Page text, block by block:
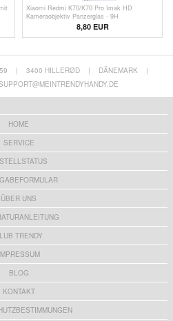
Xiaomi Redmi K70/K70 Pro Imak HD
Kameraobjektiv Panzerglas - 9H
8,80 EUR
| 3400 HILLERØD | DÄNEMARK
|
HOME
SERVICE
ÜBER UNS
TRENDY
BLOG
KONTAKT